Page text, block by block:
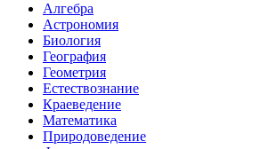
Алгебра
Астрономия
Биология
География
Геометрия
Естествознание
Краеведение
Математика
Природоведение